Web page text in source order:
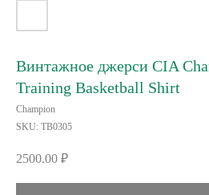
Винтажное джерси CIA
Training Basketball Shirt
Champion
SKU: TB0305
2500.00 ₽